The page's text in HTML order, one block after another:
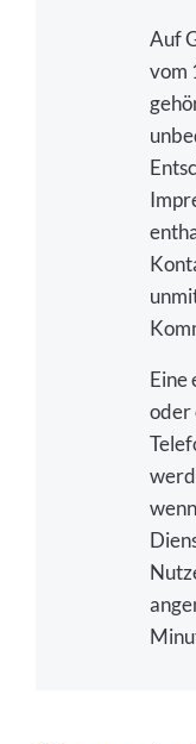
Auf
vom
Eine
oder